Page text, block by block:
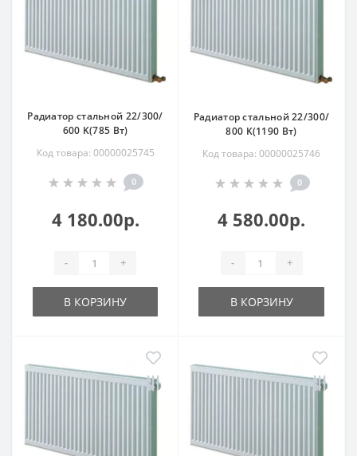
Радиатор стальной 22/300/
600 K(785 Вт)
Код товара: 00000025745
0
4 180.00р.
- +
В КОРЗИНУ
Радиатор стальной 22/300/
800 K(1190 Вт)
Код товара: 00000025746
0
4 580.00р.
- +
В КОРЗИНУ